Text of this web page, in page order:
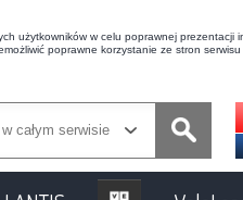
użytkowników w celu poprawnej prezentacji
poprawne korzystanie ze stron serwisu
całym serwisie